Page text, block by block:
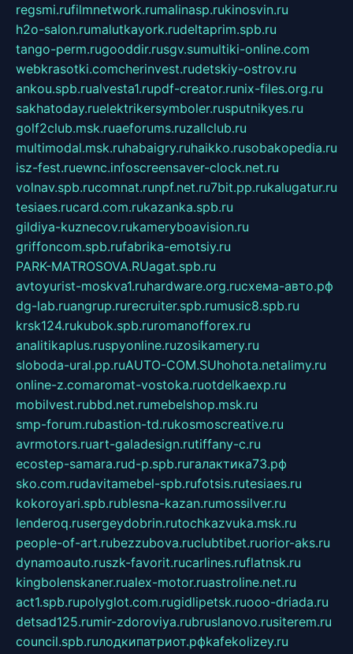
regsmi.rufilmnetwork.rumalinasp.rukinosvin.ru
h2o-salon.rumalutkayork.rudeltaprim.spb.ru
tango-perm.rugooddir.rusgv.sumultiki-online.com
webkrasotki.comcherinvest.rudetskiy-ostrov.ru
ankou.spb.rualvesta1.rupdf-creator.runix-files.org.ru
sakhatoday.ruelektrikersymboler.rusputnikyes.ru
golf2club.msk.ruaeforums.ruzallclub.ru
multimodal.msk.ruhabaigry.ruhaikko.rusobakopedia.ru
isz-fest.ruewnc.infoscreensaver-clock.net.ru
volnav.spb.rucomnat.runpf.net.ru7bit.pp.rukalugatur.ru
tesiaes.rucard.com.rukazanka.spb.ru
gildiya-kuznecov.rukameryboavision.ru
griffoncom.spb.rufabrika-emotsiy.ru
PARK-MATROSOVA.RUagat.spb.ru
avtoyurist-moskva1.ruhardware.org.ruсхема-авто.рф
dg-lab.ruangrup.rurecruiter.spb.rumusic8.spb.ru
krsk124.rukubok.spb.ruromanofforex.ru
analitikaplus.ruspyonline.ruzosikamery.ru
sloboda-ural.pp.ruAUTO-COM.SUhohota.netalimy.ru
online-z.comaromat-vostoka.ruotdelkaexp.ru
mobilvest.rubbd.net.rumebelshop.msk.ru
smp-forum.rubastion-td.rukosmoscreative.ru
avrmotors.ruart-galadesign.rutiffany-c.ru
ecostep-samara.rud-p.spb.ruгалактика73.рф
sko.com.rudavitamebel-spb.rufotsis.rutesiaes.ru
kokoroyari.spb.rublesna-kazan.rumossilver.ru
lenderoq.rusergeydobrin.rutochkazvuka.msk.ru
people-of-art.rubezzubova.ruclubtibet.ruorior-aks.ru
dynamoauto.ruszk-favorit.rucarlines.ruflatnsk.ru
kingbolenskaner.rualex-motor.ruastroline.net.ru
act1.spb.rupolyglot.com.rugidlipetsk.ruooo-driada.ru
detsad125.rumir-zdoroviya.rubruslanovo.rusiterem.ru
council.spb.ruлодкипатриот.рфkafekolizey.ru